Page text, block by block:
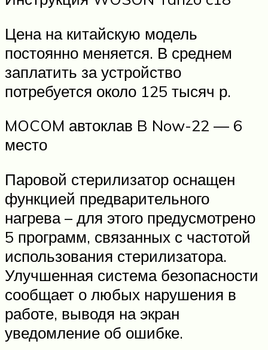
Цена на китайскую модель
постоянно меняется. В среднем
заплатить за устройство
потребуется около 125 тысяч р.
MOCOM автоклав B Now-22 — 6
место
Паровой стерилизатор оснащен
функцией предварительного
нагрева – для этого предусмотрено
5 программ, связанных с частотой
использования стерилизатора.
Улучшенная система безопасности
сообщает о любых нарушения в
работе, выводя на экран
уведомление об ошибке.